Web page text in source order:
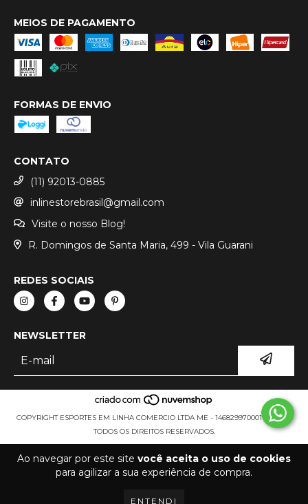
Ao navegar por este site você aceita o uso de cookies
para agilizar a sua experiência de compra.
ENTENDI
MEIOS DE PAGAMENTO
FORMAS DE ENVIO
CONTATO
(11) 92013-0885
inlinestorebrasil@gmail.com
Visite o nosso Blog!
R. Domingos de Santa Maria, 499 - Vila Guarani
REDES SOCIAIS
NEWSLETTER
COPYRIGHT ESPORTES EM LINHA COMERCIO LTDA ME - 14682997000111 - 2026.
TODOS OS DIREITOS RESERVADOS.